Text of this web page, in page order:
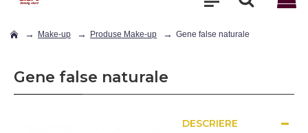
Make-up Produse Make-up Gene false naturale
Gene false naturale
DESCRIERE